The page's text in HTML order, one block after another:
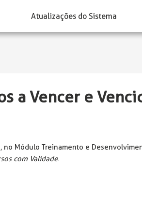
Atualizações do Sistema
a Vencer e
no Módulo Treinamento e
com Validade.